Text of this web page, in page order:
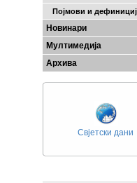
Појмови и
Новинари
Мултимедија
Архива
Свјетски дани